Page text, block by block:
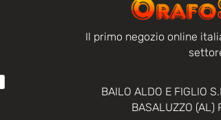
Il primo negozio online
BAILO ALDO E FIGLIO
BASALUZZO